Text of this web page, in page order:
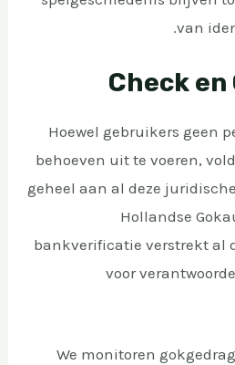
van
Check
Hoewel gebruikers geen
behoeven uit te voeren,
geheel aan al deze
Hollandse
bankverificatie verstrekt al
voor
We monitoren